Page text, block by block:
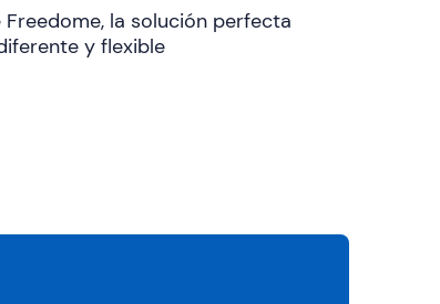
Freedome, la solución perfecta
y flexible